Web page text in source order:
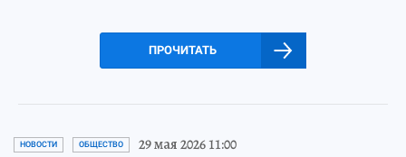
ПРОЧИТАТЬ
НОВОСТИ ОБЩЕСТВО 29 мая 2026 11:00